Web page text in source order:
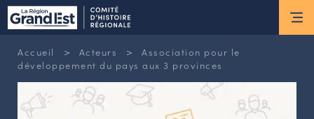
ESPACE MEMBRE
Actus
ACTUALITÉS DU MOMENT
Accueil > Acteurs >
Association pour le
développement du pays aux 3 provinces